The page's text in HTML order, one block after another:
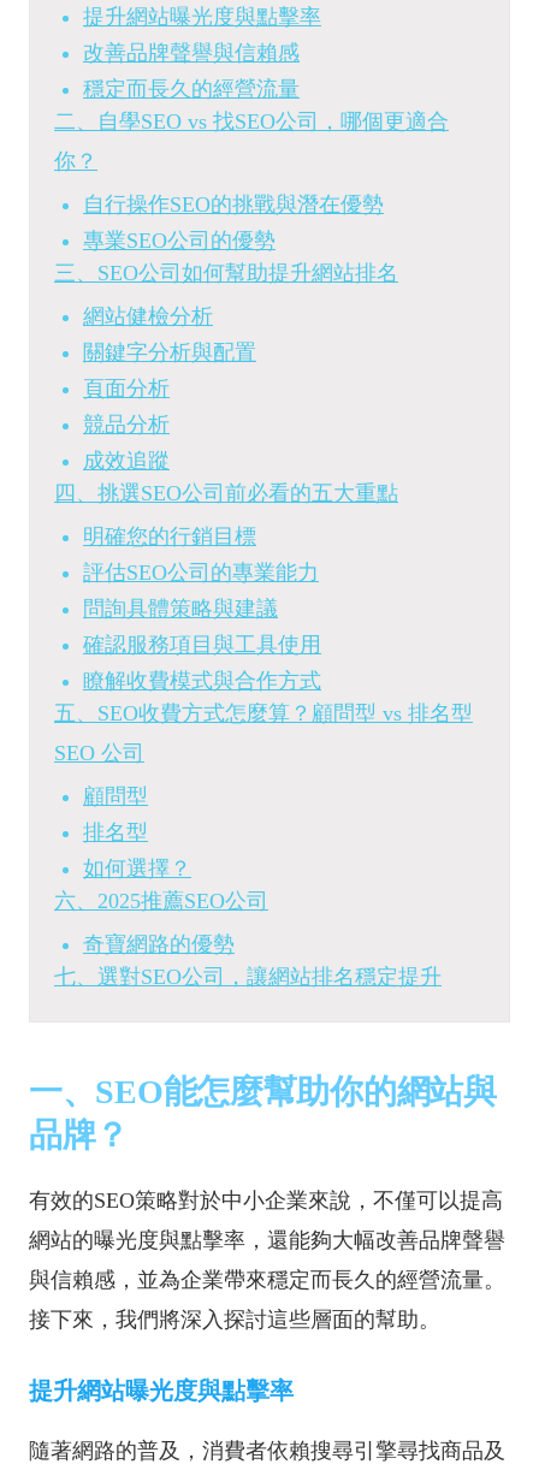
提升網站曝光度與點擊率
改善品牌聲譽與信賴感
穩定而長久的經營流量
二、自學SEO vs 找SEO公司，哪個更適合
你？
自行操作SEO的挑戰與潛在優勢
專業SEO公司的優勢
三、SEO公司如何幫助提升網站排名
網站健檢分析
關鍵字分析與配置
頁面分析
競品分析
成效追蹤
四、挑選SEO公司前必看的五大重點
明確您的行銷目標
評估SEO公司的專業能力
問詢具體策略與建議
確認服務項目與工具使用
瞭解收費模式與合作方式
五、SEO收費方式怎麼算？顧問型 vs 排名型
SEO 公司
顧問型
排名型
如何選擇？
六、2025推薦SEO公司
奇寶網路的優勢
七、選對SEO公司，讓網站排名穩定提升
一、SEO能怎麼幫助你的網站與
品牌？
有效的SEO策略對於中小企業來說，不僅可以提高
網站的曝光度與點擊率，還能夠大幅改善品牌聲譽
與信賴感，並為企業帶來穩定而長久的經營流量。
接下來，我們將深入探討這些層面的幫助。
提升網站曝光度與點擊率
隨著網路的普及，消費者依賴搜尋引擎尋找商品及